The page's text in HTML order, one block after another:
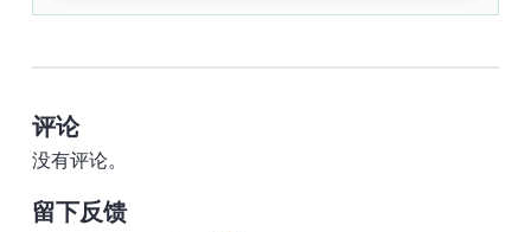
评论
没有评论。
留下反馈